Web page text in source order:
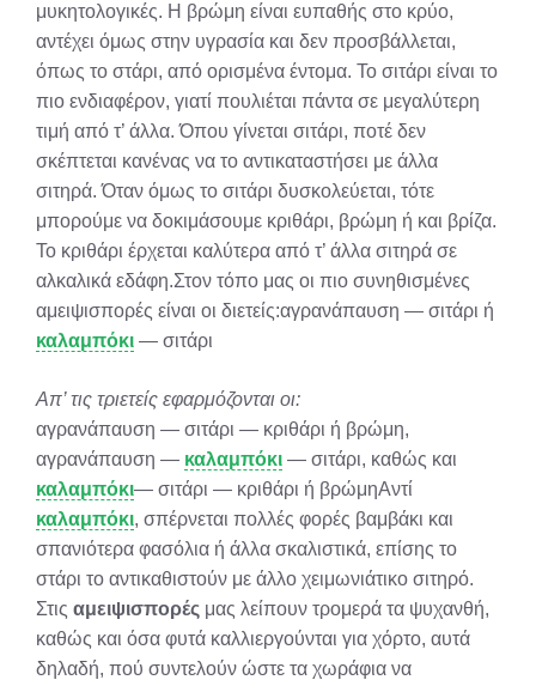
μυκητολογικές. Η βρώμη είναι ευπαθής στο κρύο,
αντέχει όμως στην υγρασία και δεν προσβάλλεται,
όπως το στάρι, από ορισμένα έντομα. Το σιτάρι είναι το
πιο ενδιαφέρον, γιατί πουλιέται πάντα σε μεγαλύτερη
τιμή από τ’ άλλα. Όπου γίνεται σιτάρι, ποτέ δεν
σκέπτεται κανένας να το αντικαταστήσει με άλλα
σιτηρά. Όταν όμως το σιτάρι δυσκολεύεται, τότε
μπορούμε να δοκιμάσουμε κριθάρι, βρώμη ή και βρίζα.
Το κριθάρι έρχεται καλύτερα από τ’ άλλα σιτηρά σε
αλκαλικά εδάφη.Στον τόπο μας οι πιο συνηθισμένες
αμειψισπορές είναι οι διετείς:αγρανάπαυση — σιτάρι ή
καλαμπόκι — σιτάρι
Απ’ τις τριετείς εφαρμόζονται οι:
αγρανάπαυση — σιτάρι — κριθάρι ή βρώμη,
αγρανάπαυση — καλαμπόκι — σιτάρι, καθώς και
καλαμπόκι— σιτάρι — κριθάρι ή βρώμηΑντί
καλαμπόκι, σπέρνεται πολλές φορές βαμβάκι και
σπανιότερα φασόλια ή άλλα σκαλιστικά, επίσης το
στάρι το αντικαθιστούν με άλλο χειμωνιάτικο σιτηρό.
Στις αμειψισπορές μας λείπουν τρομερά τα ψυχανθή,
καθώς και όσα φυτά καλλιεργούνται για χόρτο, αυτά
δηλαδή, πού συντελούν ώστε τα χωράφια να